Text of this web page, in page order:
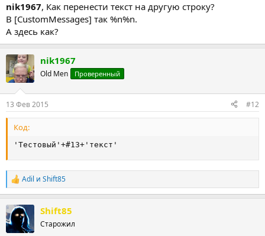
nik1967, Как перенести текст на другую строку?
В [CustomMessages] так %n%n.
А здесь как?
nik1967
Old Men Проверенный
13 Фев 2015 #12
Код:
'Тестовый'+#13+'текст'
Р
е
к
ц
и
Adil и Shift85
Shift85
Старожил